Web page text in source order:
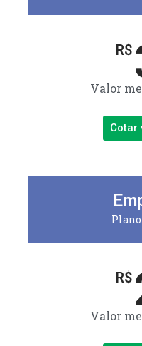
R$
Valor
Cotar
R$
Valor